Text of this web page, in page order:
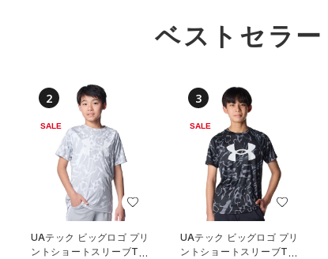
ベストセラー
2
SALE
UAテック ビッグロゴ プリ
ントショートスリーブTシ
3
SALE
UAテック ビッグロゴ プリ
ントショートスリーブTシ